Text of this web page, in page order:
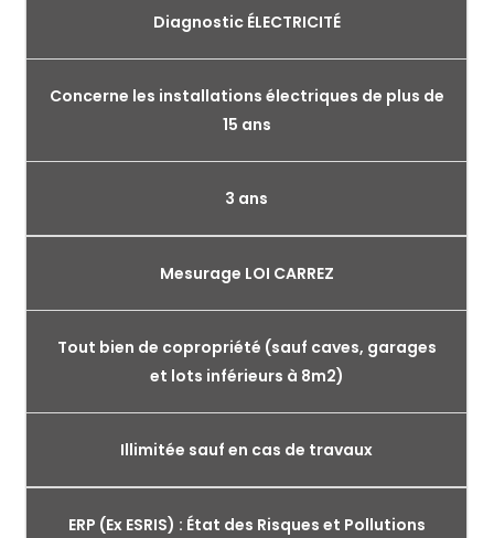
Diagnostic ÉLECTRICITÉ
Concerne les installations électriques de plus de
15 ans
3 ans
Mesurage LOI CARREZ
Tout bien de copropriété (sauf caves, garages
et lots inférieurs à 8m2)
Illimitée sauf en cas de travaux
ERP (Ex ESRIS) : État des Risques et Pollutions